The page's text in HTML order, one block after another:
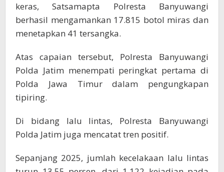
keras, Satsamapta Polresta Banyuwangi
berhasil mengamankan 17.815 botol miras dan
menetapkan 41 tersangka.
Atas capaian tersebut, Polresta Banyuwangi
Polda Jatim menempati peringkat pertama di
Polda Jawa Timur dalam pengungkapan
tipiring.
Di bidang lalu lintas, Polresta Banyuwangi
Polda Jatim juga mencatat tren positif.
Sepanjang 2025, jumlah kecelakaan lalu lintas